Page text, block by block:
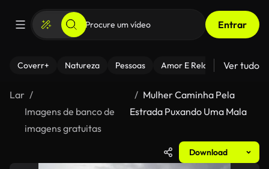
Entrar
Coverr+ Natureza Pessoas Amor E Relacionamentos
Ver tudo
Lar
Imagens de banco de
imagens gratuitas
Mulher Caminha Pela
Estrada Puxando Uma Mala
Download